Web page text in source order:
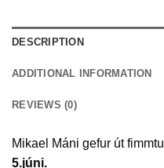
DESCRIPTION
ADDITIONAL INFORMATION
REVIEWS (0)
Mikael Máni gefur út
5.júni.